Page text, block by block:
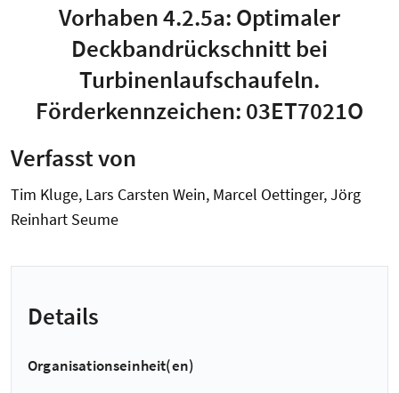
Vorhaben 4.2.5a: Optimaler
Deckbandrückschnitt bei
Turbinenlaufschaufeln.
Förderkennzeichen: 03ET7021O
Verfasst von
Tim Kluge, Lars Carsten Wein, Marcel Oettinger, Jörg
Reinhart Seume
Details
Organisationseinheit(en)